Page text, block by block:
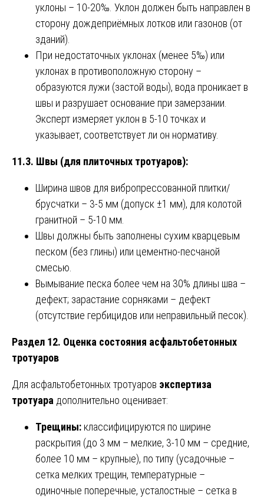
уклоны – 10-20‰. Уклон должен быть направлен в
сторону дождеприёмных лотков или газонов (от
зданий).
При недостаточных уклонах (менее 5‰) или
уклонах в противоположную сторону –
образуются лужи (застой воды), вода проникает в
швы и разрушает основание при замерзании.
Эксперт измеряет уклон в 5-10 точках и
указывает, соответствует ли он нормативу.
11.3. Швы (для плиточных тротуаров):
Ширина швов для вибропрессованной плитки/
брусчатки – 3-5 мм (допуск ±1 мм), для колотой
гранитной – 5-10 мм.
Швы должны быть заполнены сухим кварцевым
песком (без глины) или цементно-песчаной
смесью.
Вымывание песка более чем на 30% длины шва –
дефект; зарастание сорняками – дефект
(отсутствие гербицидов или неправильный песок).
Раздел 12. Оценка состояния асфальтобетонных
тротуаров
Для асфальтобетонных тротуаров экспертиза
тротуара дополнительно оценивает:
Трещины: классифицируются по ширине
раскрытия (до 3 мм – мелкие, 3-10 мм – средние,
более 10 мм – крупные), по типу (усадочные –
сетка мелких трещин, температурные –
одиночные поперечные, усталостные – сетка в